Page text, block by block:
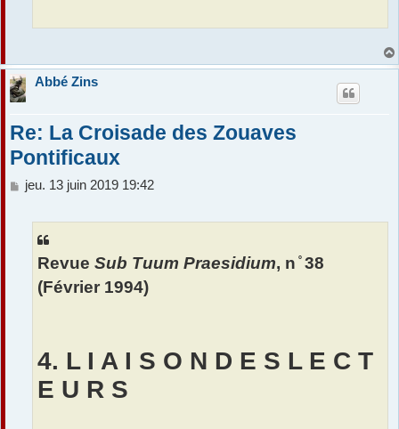
Abbé Zins
Re: La Croisade des Zouaves
Pontificaux
M
jeu. 13 juin 2019 19:42
Revue Sub Tuum Praesidium, n ̊ 38
(Février 1994)
4. L I A I S O N D E S L E C T
E U R S